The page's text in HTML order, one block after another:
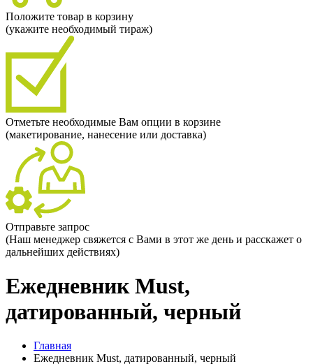
Положите товар в корзину
(укажите необходимый тираж)
Отметьте необходимые Вам опции в корзине
(макетирование, нанесение или доставка)
Отправьте запрос
(Наш менеджер свяжется с Вами в этот же день и расскажет о
дальнейших действиях)
Ежедневник Must,
датированный, черный
Главная
Ежедневник Must, датированный, черный